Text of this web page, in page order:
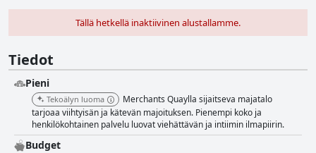
Tällä hetkellä inaktiivinen alustallamme.
Tiedot
Pieni
Tekoälyn luoma
Merchants Quaylla sijaitseva majatalo
tarjoaa viihtyisän ja kätevän majoituksen. Pienempi koko ja
henkilökohtainen palvelu luovat viehättävän ja intiimin ilmapiirin.
Budget